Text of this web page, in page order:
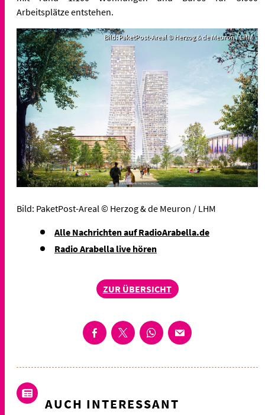
Arbeitsplätze entstehen.
Bild: PaketPost-Areal © Herzog & de Meuron / LHM
Bild: PaketPost-Areal © Herzog & de Meuron / LHM
Alle Nachrichten auf RadioArabella.de
Radio Arabella live hören
ZUR ÜBERSICHT
AUCH INTERESSANT